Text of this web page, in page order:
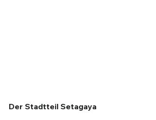
Der Stadtteil Setagaya